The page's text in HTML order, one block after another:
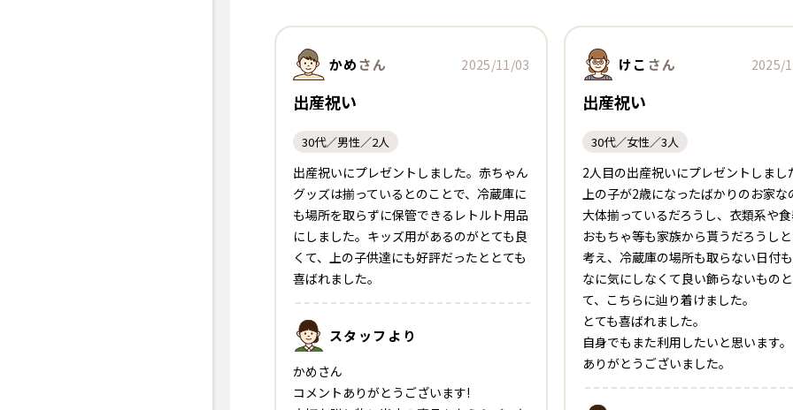
かめさん 2025/11/03
出産祝い
30代／男性／2人
出産祝いにプレゼントしました。赤ちゃん
グッズは揃っているとのことで、冷蔵庫に
も場所を取らずに保管できるレトルト用品
にしました。キッズ用があるのがとても良
くて、上の子供達にも好評だったととても
喜ばれました。
スタッフ より
かめさん
コメントありがとうございます!
けこ さん 2025/
出産祝い
30代／女性／3人
2人目の出産祝いにプレゼントしまし
上の子が2歳になったばかりのお家な
大体揃っているだろうし、衣類系や
おもちゃ等も家族から貰うだろうし
考え、冷蔵庫の場所も取らない日付
なに気にしなくて良い飾らないもの
て、こちらに辿り着けました。
とても喜ばれました。
自身でもまた利用したいと思います。
ありがとうございました。